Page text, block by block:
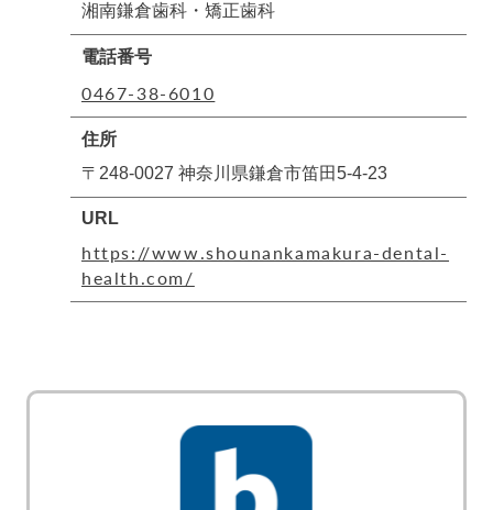
湘南鎌倉歯科・矯正歯科
電話番号
0467-38-6010
住所
〒248-0027 神奈川県鎌倉市笛田5-4-23
URL
https://www.shounankamakura-dental-
health.com/